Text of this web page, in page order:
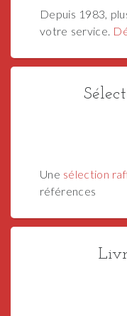
Depuis 1983,
votre service.
Une sélection
références